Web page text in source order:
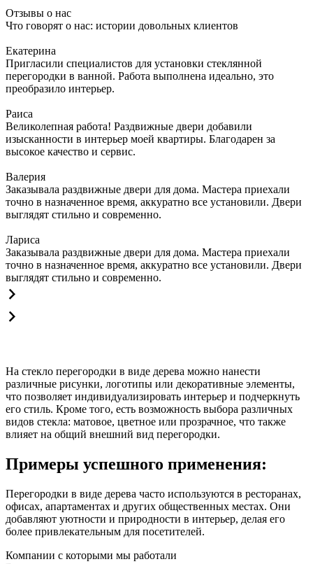
Отзывы о нас
Что говорят о нас: истории довольных клиентов
Екатерина
Пригласили специалистов для установки стеклянной
перегородки в ванной. Работа выполнена идеально, это
преобразило интерьер.
Раиса
Великолепная работа! Раздвижные двери добавили
изысканности в интерьер моей квартиры. Благодарен за
высокое качество и сервис.
Валерия
Заказывала раздвижные двери для дома. Мастера приехали
точно в назначенное время, аккуратно все установили. Двери
выглядят стильно и современно.
Лариса
Заказывала раздвижные двери для дома. Мастера приехали
точно в назначенное время, аккуратно все установили. Двери
выглядят стильно и современно.
На стекло перегородки в виде дерева можно нанести
различные рисунки, логотипы или декоративные элементы,
что позволяет индивидуализировать интерьер и подчеркнуть
его стиль. Кроме того, есть возможность выбора различных
видов стекла: матовое, цветное или прозрачное, что также
влияет на общий внешний вид перегородки.
Примеры успешного применения:
Перегородки в виде дерева часто используются в ресторанах,
офисах, апартаментах и других общественных местах. Они
добавляют уютности и природности в интерьер, делая его
более привлекательным для посетителей.
Компании с которыми мы работали